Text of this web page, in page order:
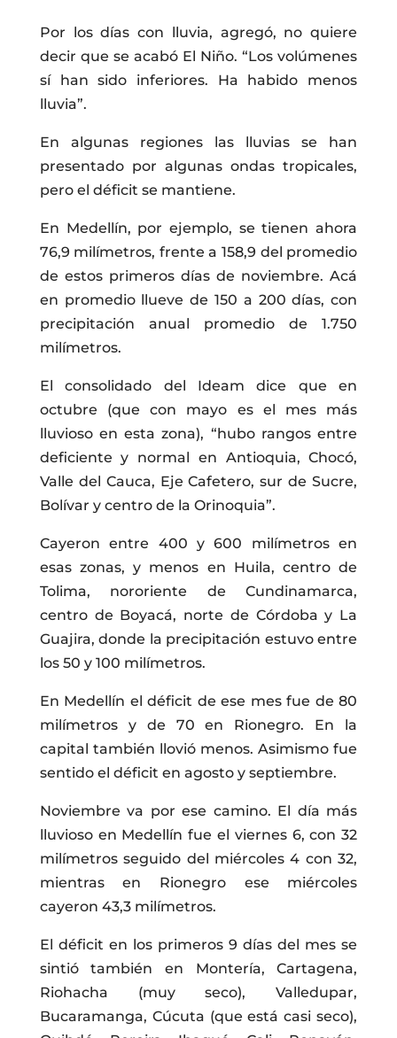
Por los días con lluvia, agregó, no quiere
decir que se acabó El Niño. “Los volúmenes
sí han sido inferiores. Ha habido menos
lluvia”.
En algunas regiones las lluvias se han
presentado por algunas ondas tropicales,
pero el déficit se mantiene.
En Medellín, por ejemplo, se tienen ahora
76,9 milímetros, frente a 158,9 del promedio
de estos primeros días de noviembre. Acá
en promedio llueve de 150 a 200 días, con
precipitación anual promedio de 1.750
milímetros.
El consolidado del Ideam dice que en
octubre (que con mayo es el mes más
lluvioso en esta zona), “hubo rangos entre
deficiente y normal en Antioquia, Chocó,
Valle del Cauca, Eje Cafetero, sur de Sucre,
Bolívar y centro de la Orinoquia”.
Cayeron entre 400 y 600 milímetros en
esas zonas, y menos en Huila, centro de
Tolima, nororiente de Cundinamarca,
centro de Boyacá, norte de Córdoba y La
Guajira, donde la precipitación estuvo entre
los 50 y 100 milímetros.
En Medellín el déficit de ese mes fue de 80
milímetros y de 70 en Rionegro. En la
capital también llovió menos. Asimismo fue
sentido el déficit en agosto y septiembre.
Noviembre va por ese camino. El día más
lluvioso en Medellín fue el viernes 6, con 32
milímetros seguido del miércoles 4 con 32,
mientras en Rionegro ese miércoles
cayeron 43,3 milímetros.
El déficit en los primeros 9 días del mes se
sintió también en Montería, Cartagena,
Riohacha (muy seco), Valledupar,
Bucaramanga, Cúcuta (que está casi seco),